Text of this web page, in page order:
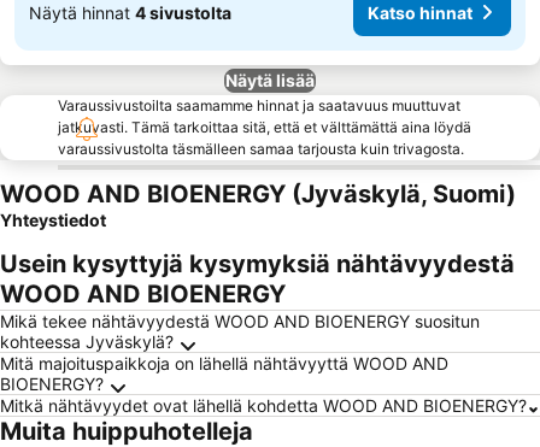
Näytä hinnat 4 sivustolta Katso hinnat
Näytä lisää
Varaussivustoilta saamamme hinnat ja saatavuus muuttuvat
jatkuvasti. Tämä tarkoittaa sitä, että et välttämättä aina löydä
varaussivustolta täsmälleen samaa tarjousta kuin trivagosta.
WOOD AND BIOENERGY (Jyväskylä, Suomi)
Yhteystiedot
Usein kysyttyjä kysymyksiä nähtävyydestä
WOOD AND BIOENERGY
Mikä tekee nähtävyydestä WOOD AND BIOENERGY suositun
kohteessa Jyväskylä?
Mitä majoituspaikkoja on lähellä nähtävyyttä WOOD AND
BIOENERGY?
Mitkä nähtävyydet ovat lähellä kohdetta WOOD AND BIOENERGY?
Muita huippuhotelleja